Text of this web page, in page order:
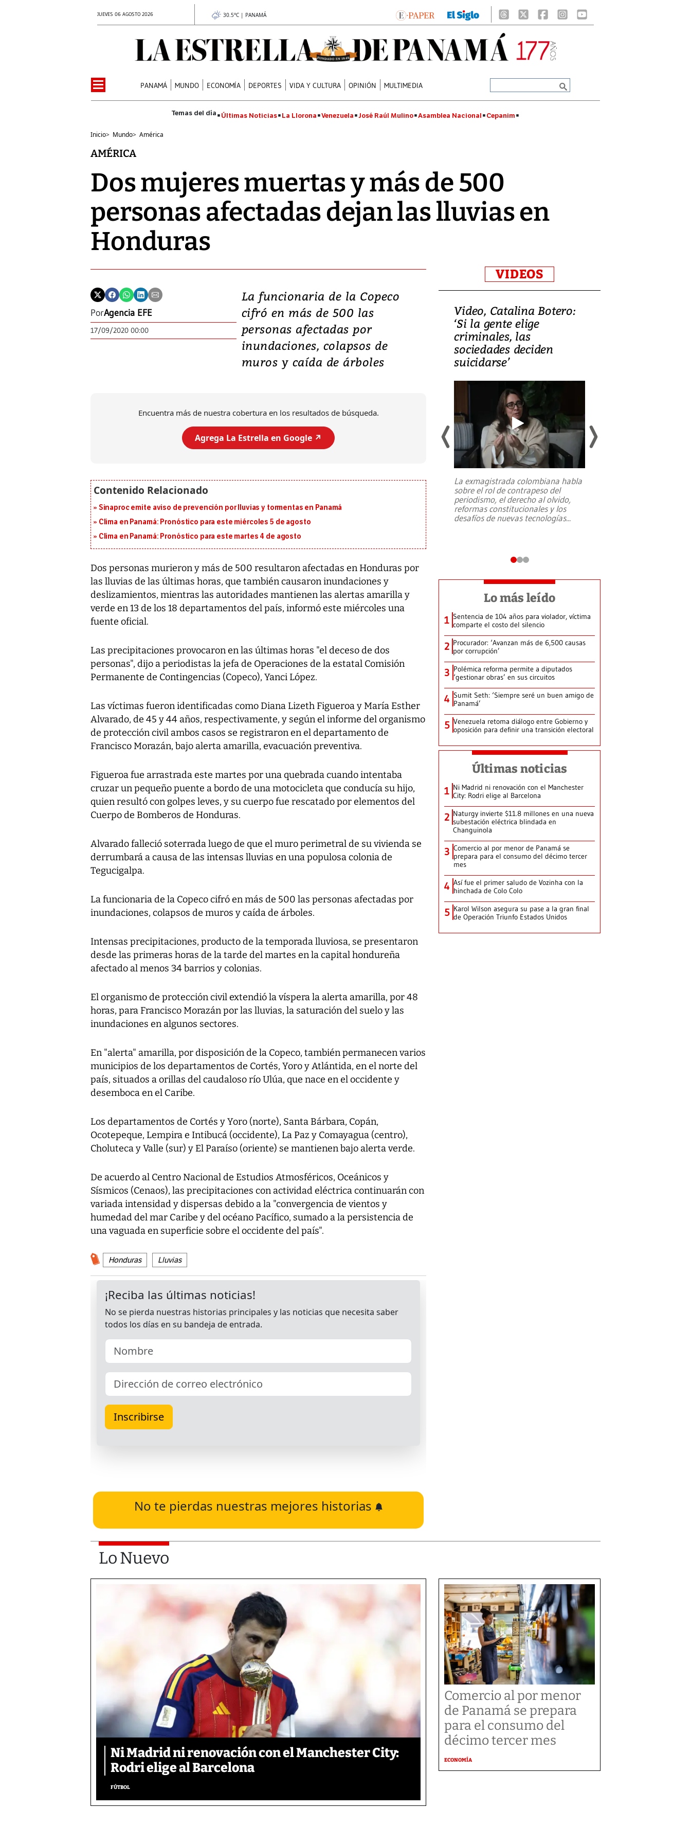
JUEVES 06 AGOSTO 2026 30.5°C | PANAMÁ
PANAMÁ MUNDO ECONOMÍA DEPORTES VIDA Y CULTURA OPINIÓN MULTIMEDIA
Últimas Noticias La Llorona Venezuela José Raúl Mulino Asamblea Nacional Cepanim
Inicio> Mundo> América
AMÉRICA
Dos mujeres muertas y más de 500
personas afectadas dejan las lluvias en
Honduras
PorAgencia EFE
17/09/2020 00:00
La funcionaria de la Copeco
cifró en más de 500 las
personas afectadas por
inundaciones, colapsos de
muros y caída de árboles
Encuentra más de nuestra cobertura en los resultados de búsqueda.
Agrega La Estrella en Google ↗️
Sinaproc emite aviso de prevención por lluvias y tormentas en Panamá
Clima en Panamá: Pronóstico para este miércoles 5 de agosto
Clima en Panamá: Pronóstico para este martes 4 de agosto
Dos personas murieron y más de 500 resultaron afectadas en Honduras por
las lluvias de las últimas horas, que también causaron inundaciones y
deslizamientos, mientras las autoridades mantienen las alertas amarilla y
verde en 13 de los 18 departamentos del país, informó este miércoles una
fuente oficial.
Las precipitaciones provocaron en las últimas horas "el deceso de dos
personas", dijo a periodistas la jefa de Operaciones de la estatal Comisión
Permanente de Contingencias (Copeco), Yanci López.
Las víctimas fueron identificadas como Diana Lizeth Figueroa y María Esther
Alvarado, de 45 y 44 años, respectivamente, y según el informe del organismo
de protección civil ambos casos se registraron en el departamento de
Francisco Morazán, bajo alerta amarilla, evacuación preventiva.
Figueroa fue arrastrada este martes por una quebrada cuando intentaba
cruzar un pequeño puente a bordo de una motocicleta que conducía su hijo,
quien resultó con golpes leves, y su cuerpo fue rescatado por elementos del
Cuerpo de Bomberos de Honduras.
Alvarado falleció soterrada luego de que el muro perimetral de su vivienda se
derrumbará a causa de las intensas lluvias en una populosa colonia de
Tegucigalpa.
La funcionaria de la Copeco cifró en más de 500 las personas afectadas por
inundaciones, colapsos de muros y caída de árboles.
Intensas precipitaciones, producto de la temporada lluviosa, se presentaron
desde las primeras horas de la tarde del martes en la capital hondureña
afectado al menos 34 barrios y colonias.
El organismo de protección civil extendió la víspera la alerta amarilla, por 48
horas, para Francisco Morazán por las lluvias, la saturación del suelo y las
inundaciones en algunos sectores.
En "alerta" amarilla, por disposición de la Copeco, también permanecen varios
municipios de los departamentos de Cortés, Yoro y Atlántida, en el norte del
país, situados a orillas del caudaloso río Ulúa, que nace en el occidente y
desemboca en el Caribe.
Los departamentos de Cortés y Yoro (norte), Santa Bárbara, Copán,
Ocotepeque, Lempira e Intibucá (occidente), La Paz y Comayagua (centro),
Choluteca y Valle (sur) y El Paraíso (oriente) se mantienen bajo alerta verde.
De acuerdo al Centro Nacional de Estudios Atmosféricos, Oceánicos y
Sísmicos (Cenaos), las precipitaciones con actividad eléctrica continuarán con
variada intensidad y dispersas debido a la "convergencia de vientos y
humedad del mar Caribe y del océano Pacífico, sumado a la persistencia de
una vaguada en superficie sobre el occidente del país".
Honduras Lluvias
No te pierdas nuestras mejores historias
VIDEOS
Video, Japón: Terremoto
deja heridos y graves
daños en Kumamoto
al sur de Japón, provocando una
Video, Catalina Botero:
‘Si la gente elige
criminales, las
sociedades deciden
suicidarse’
La exmagistrada colombiana habla
sobre el rol de contrapeso del
periodismo, el derecho al olvido,
reformas constitucionales y los
desafíos de nuevas tecnologías...
Lo más leído
1 Sentencia de 104 años para violador, víctima
comparte el costo del silencio
2 Procurador: ‘Avanzan más de 6,500 causas
por corrupción’
3 Polémica reforma permite a diputados
‘gestionar obras’ en sus circuitos
4 Sumit Seth: ‘Siempre seré un buen amigo de
Panamá’
5 Venezuela retoma diálogo entre Gobierno y
oposición para definir una transición electoral
Últimas noticias
1 Ni Madrid ni renovación con el Manchester
City: Rodri elige al Barcelona
2 Naturgy invierte $11.8 millones en una nueva
subestación eléctrica blindada en
Changuinola
3 Comercio al por menor de Panamá se
prepara para el consumo del décimo tercer
mes
4 Así fue el primer saludo de Vozinha con la
hinchada de Colo Colo
5 Karol Wilson asegura su pase a la gran final
de Operación Triunfo Estados Unidos
Lo Nuevo
Ni Madrid ni renovación con el Manchester City:
Rodri elige al Barcelona
FÚTBOL
Comercio al por menor
de Panamá se prepara
para el consumo del
décimo tercer mes
ECONOMÍA